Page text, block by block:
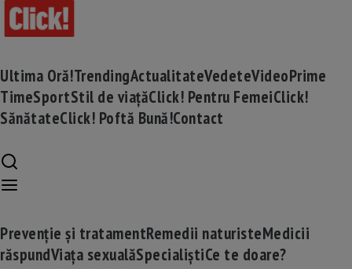
Ultima Oră!TrendingActualitateVedeteVideoPrime
TimeSportStil de viațăClick! Pentru FemeiClick!
SănătateClick! Poftă Bună!Contact
Prevenție și tratamentRemedii naturisteMedicii
răspundViața sexualăSpecialiștiCe te doare?